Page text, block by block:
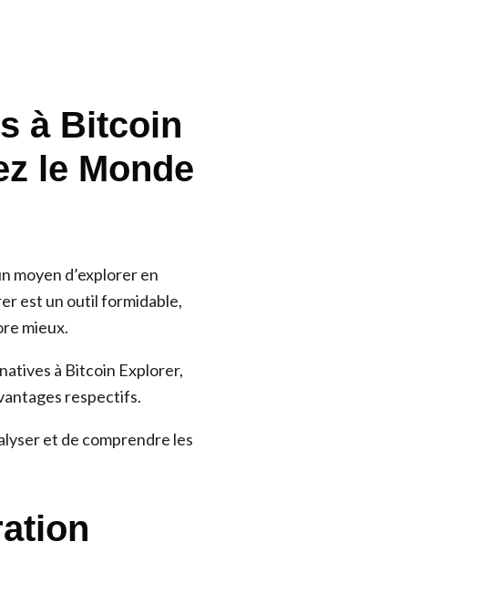
à Bitcoin
le Monde
moyen d’explorer en
est un outil formidable,
mieux.
à Bitcoin Explorer,
respectifs.
et de comprendre les